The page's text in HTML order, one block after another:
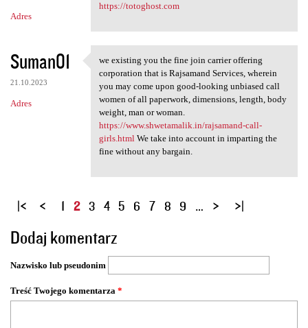
Adres
https://totoghost.com
Suman01
21.10.2023
Adres
we existing you the fine join
we existing you the fine join carrier offering
corporation that is Rajsamand Services, wherein
you may come upon good-looking unbiased call
women of all paperwork, dimensions, length, body
weight, man or woman.
https://www.shwetamalik.in/rajsamand-call-
girls.htmlWe take into account in imparting the
fine without any bargain.
S
r
o
n
y
1 2 3 4 5 6 7 8 9 …
Dodaj komentarz
Nazwisko lub pseudonim
Treść Twojego komentarza *